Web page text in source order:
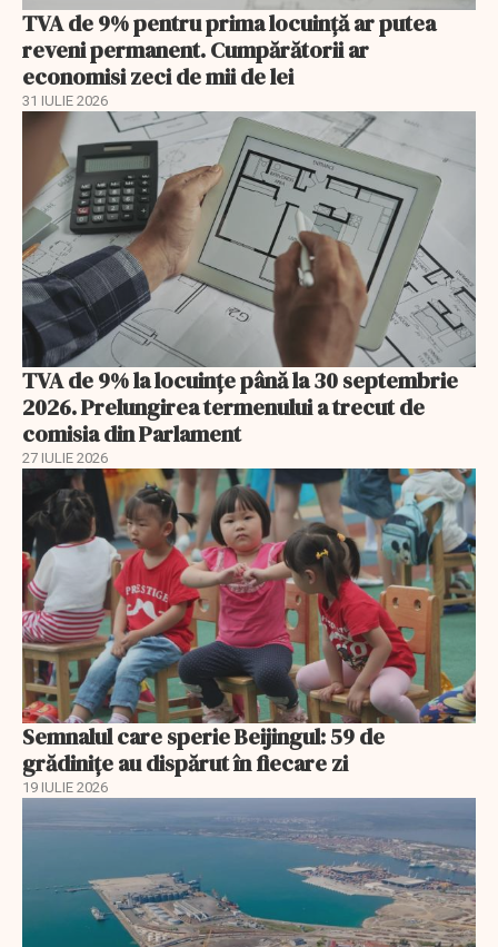
TVA de 9% pentru prima locuință ar putea
reveni permanent. Cumpărătorii ar
economisi zeci de mii de lei
31 IULIE 2026
TVA de 9% la locuințe până la 30 septembrie
2026. Prelungirea termenului a trecut de
comisia din Parlament
27 IULIE 2026
Semnalul care sperie Beijingul: 59 de
grădinițe au dispărut în fiecare zi
19 IULIE 2026